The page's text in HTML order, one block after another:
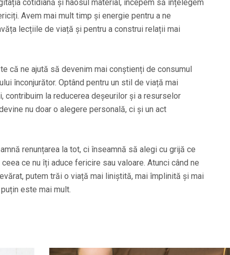
cotidiană și haosul material, începem să înțelegem
Avem mai mult timp și energie pentru a ne
lecțiile de viață și pentru a construi relații mai
că ne ajută să devenim mai conștienți de consumul
înconjurător. Optând pentru un stil de viață mai
contribuim la reducerea deșeurilor și a resurselor
nu doar o alegere personală, ci și un act
renunțarea la tot, ci înseamnă să alegi cu grijă ce
ce nu îți aduce fericire sau valoare. Atunci când ne
putem trăi o viață mai liniștită, mai împlinită și mai
este mai mult.